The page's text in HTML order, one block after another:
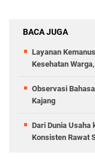
BACA JUGA
Layanan
Kesehatan
Observasi
Kajang
Dari Dunia Usaha
Konsisten Rawat